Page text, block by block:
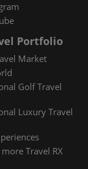
Portfolio
Market
Golf Travel
Luxury Travel
Travel RX